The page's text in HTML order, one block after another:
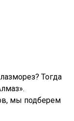
Тогда
мы подберем